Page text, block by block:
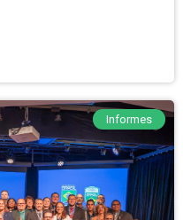
Informes